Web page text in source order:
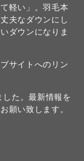
軽い」。羽毛本
夫なダウンにし
ダウンになりま
サイトへのリン
た。最新情報を
願い致します。